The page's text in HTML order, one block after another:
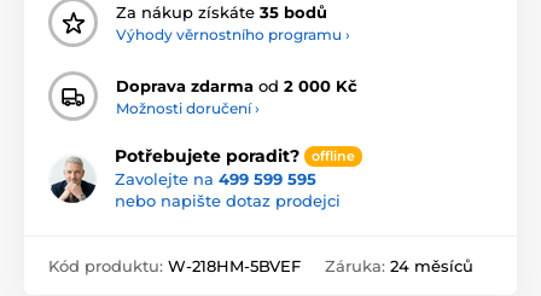
Za nákup získáte 35 bodů
Výhody věrnostního programu ›
Doprava zdarma od 2 000 Kč
Možnosti doručení ›
Potřebujete poradit? offline
Zavolejte na 499 599 595
nebo napište dotaz prodejci
Kód produktu: W-218HM-5BVEF Záruka: 24 měsíců